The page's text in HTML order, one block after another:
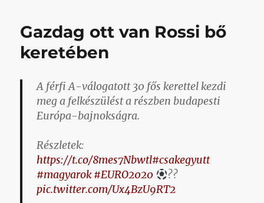
Gazdag ott van Rossi bő
keretében
A férfi A-válogatott 30 fős kerettel kezdi
meg a felkészülést a részben budapesti
Európa-bajnokságra.
Részletek:
https://t.co/8mes7Nbwtl#csakegyutt
#magyarok #EURO2020
??
pic.twitter.com/Ux4BzU9RT2